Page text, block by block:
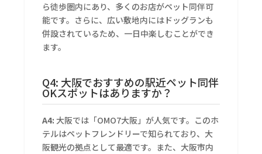
ら徒歩圏内にあり、多くのお店がペット同伴可
能です。さらに、広い敷地内にはドッグランも
併設されているため、一日中楽しむことができ
ます。
Q4: 大阪でおすすめの駅近ペット同伴
OKスポットはありますか？
A4: 大阪では「OMO7大阪」が人気です。このホ
テルはペットフレンドリーで知られており、大
阪観光の拠点として最適です。また、大阪市内